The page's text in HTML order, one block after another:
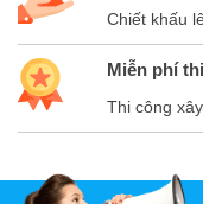
Chiết khấu
Miễn phí
Thi công